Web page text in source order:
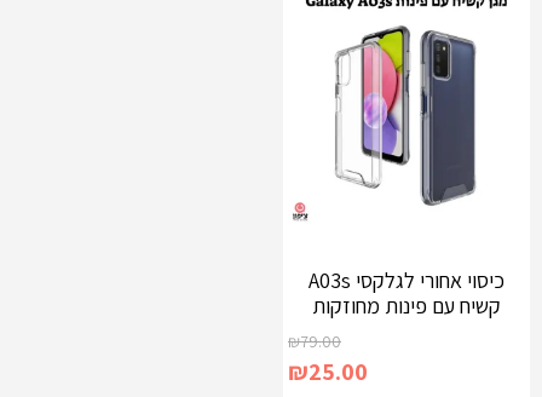
כיסוי אחורי לגלקסי A03s
קשיח עם פינות מחוזקות
₪79.00
₪25.00